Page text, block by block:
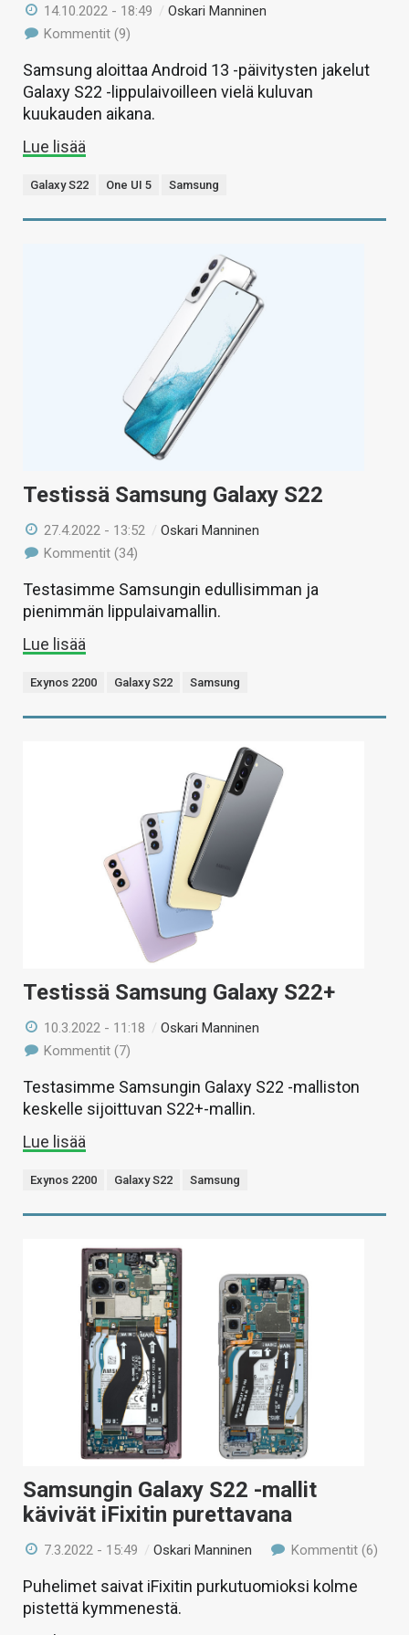
14.10.2022 - 18:49 /Oskari Manninen
Kommentit (9)
Samsung aloittaa Android 13 -päivitysten jakelut
Galaxy S22 -lippulaivoilleen vielä kuluvan
kuukauden aikana.
Lue lisää
Galaxy S22 One UI 5 Samsung
Testissä Samsung Galaxy S22
27.4.2022 - 13:52 /Oskari Manninen
Kommentit (34)
Testasimme Samsungin edullisimman ja
pienimmän lippulaivamallin.
Lue lisää
Exynos 2200 Galaxy S22 Samsung
Testissä Samsung Galaxy S22+
10.3.2022 - 11:18 /Oskari Manninen
Kommentit (7)
Testasimme Samsungin Galaxy S22 -malliston
keskelle sijoittuvan S22+-mallin.
Lue lisää
Exynos 2200 Galaxy S22 Samsung
Samsungin Galaxy S22 -mallit
kävivät iFixitin purettavana
7.3.2022 - 15:49 /Oskari Manninen Kommentit (6)
Puhelimet saivat iFixitin purkutuomioksi kolme
pistettä kymmenestä.